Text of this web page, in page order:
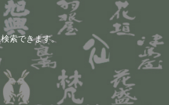
索できます。